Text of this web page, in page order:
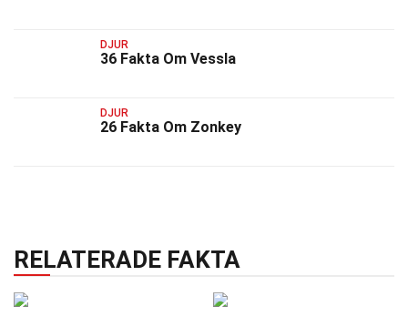
DJUR
36 Fakta Om Vessla
DJUR
26 Fakta Om Zonkey
RELATERADE FAKTA